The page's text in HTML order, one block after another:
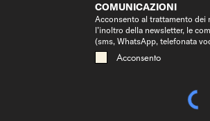
COMUNICAZIONI
Acconsento al trattamento dei
l’inoltro della newsletter, le
(sms, WhatsApp, telefonata
Acconsento